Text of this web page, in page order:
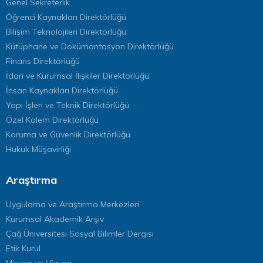
Öğrenci Kaynakları Direktörlüğü
Bilişim Teknolojileri Direktörlüğü
Kütüphane ve Dokümantasyon Direktörlüğü
Finans Direktörlüğü
İdari ve Kurumsal İlişkiler Direktörlüğü
İnsan Kaynakları Direktörlüğü
Yapı İşleri ve Teknik Direktörlüğü
Özel Kalem Direktörlüğü
Koruma ve Güvenlik Direktörlüğü
Hukuk Müşavirliği
Araştırma
Uygulama ve Araştırma Merkezleri
Kurumsal Akademik Arşiv
Çağ Üniversitesi Sosyal Bilimler Dergisi
Etik Kurul